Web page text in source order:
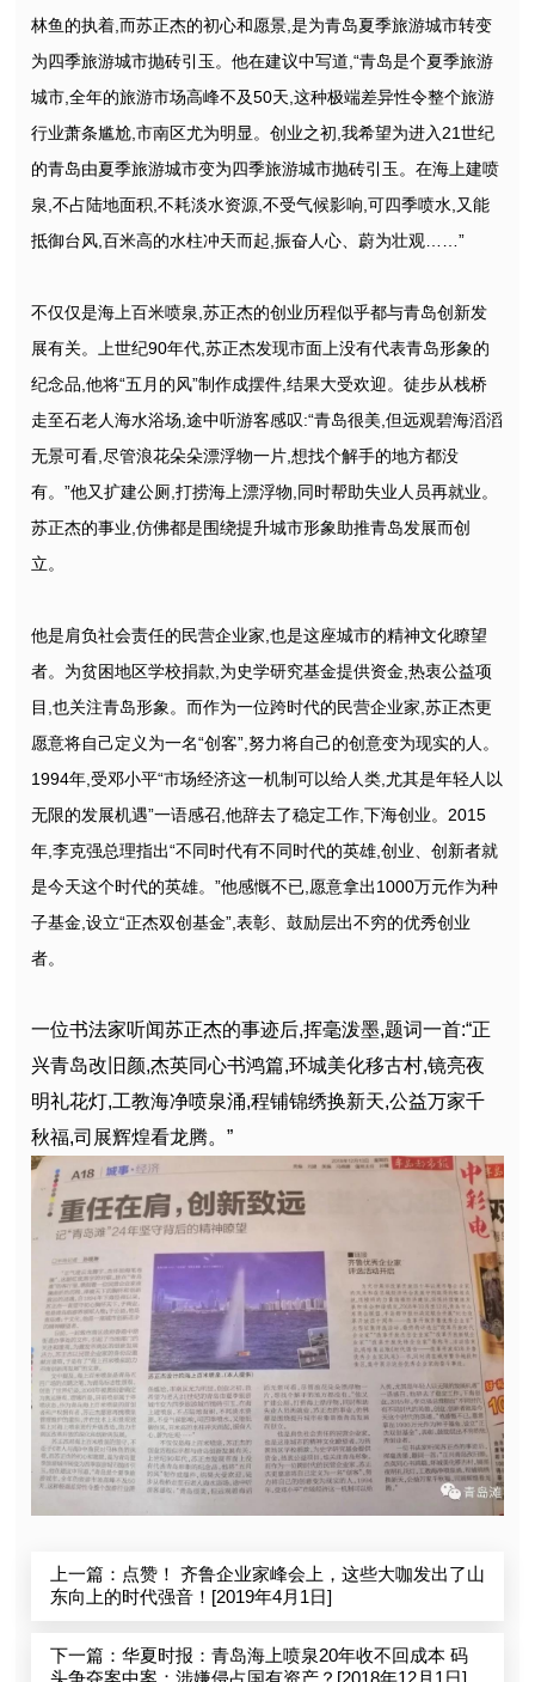
林鱼的执着,而苏正杰的初心和愿景,是为青岛夏季旅游城市转变
为四季旅游城市抛砖引玉。他在建议中写道,“青岛是个夏季旅游
城市,全年的旅游市场高峰不及50天,这种极端差异性令整个旅游
行业萧条尴尬,市南区尤为明显。创业之初,我希望为进入21世纪
的青岛由夏季旅游城市变为四季旅游城市抛砖引玉。在海上建喷
泉,不占陆地面积,不耗淡水资源,不受气候影响,可四季喷水,又能
抵御台风,百米高的水柱冲天而起,振奋人心、蔚为壮观……”
不仅仅是海上百米喷泉,苏正杰的创业历程似乎都与青岛创新发
展有关。上世纪90年代,苏正杰发现市面上没有代表青岛形象的
纪念品,他将“五月的风”制作成摆件,结果大受欢迎。徒步从栈桥
走至石老人海水浴场,途中听游客感叹:“青岛很美,但远观碧海滔滔
无景可看,尽管浪花朵朵漂浮物一片,想找个解手的地方都没
有。”他又扩建公厕,打捞海上漂浮物,同时帮助失业人员再就业。
苏正杰的事业,仿佛都是围绕提升城市形象助推青岛发展而创
立。
他是肩负社会责任的民营企业家,也是这座城市的精神文化瞭望
者。为贫困地区学校捐款,为史学研究基金提供资金,热衷公益项
目,也关注青岛形象。而作为一位跨时代的民营企业家,苏正杰更
愿意将自己定义为一名“创客”,努力将自己的创意变为现实的人。
1994年,受邓小平“市场经济这一机制可以给人类,尤其是年轻人以
无限的发展机遇”一语感召,他辞去了稳定工作,下海创业。2015
年,李克强总理指出“不同时代有不同时代的英雄,创业、创新者就
是今天这个时代的英雄。”他感慨不已,愿意拿出1000万元作为种
子基金,设立“正杰双创基金”,表彰、鼓励层出不穷的优秀创业
者。
一位书法家听闻苏正杰的事迹后,挥毫泼墨,题词一首:“正
兴青岛改旧颜,杰英同心书鸿篇,环城美化移古村,镜亮夜
明礼花灯,工教海净喷泉涌,程铺锦绣换新天,公益万家千
秋福,司展辉煌看龙腾。”
上一篇：点赞！ 齐鲁企业家峰会上，这些大咖发出了山
东向上的时代强音！[2019年4月1日]
下一篇：华夏时报：青岛海上喷泉20年收不回成本 码
头争夺案中案：涉嫌侵占国有资产？[2018年12月1日]